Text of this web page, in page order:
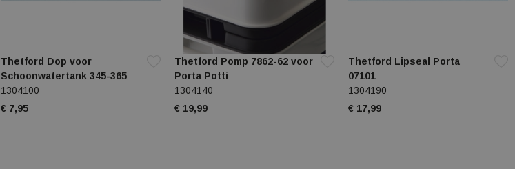
Thetford Dop voor
Schoonwatertank 345-365
1304100
€ 7,95
Thetford Pomp 7862-62 voor
Porta Potti
1304140
€ 19,99
Thetford Lipseal Porta
07101
1304190
€ 17,99